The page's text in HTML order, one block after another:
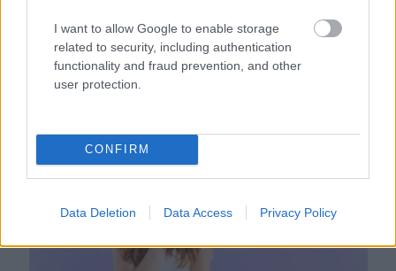
I want to allow Google to enable storage
related to security, including authentication
functionality and fraud prevention, and other
user protection.
CONFIRM
Data Deletion Data Access Privacy Policy
Nem ecettel és nem szódabikarbónával: ezzel lesz
újra csillogó a vízköves csap